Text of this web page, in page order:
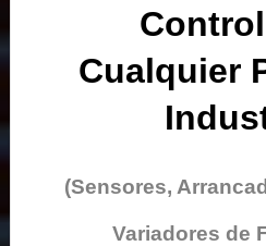
Cualquier
(Sensores,
Variadores de